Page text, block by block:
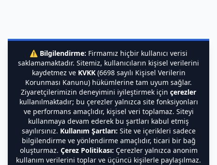
⚠️ Bilgilendirme: Firmamız hiçbir kullanıcı verisi
saklamamaktadır. Sitemiz, kullanıcıların kişisel verilerini
kaydetmez ve KVKK(6698 sayılı Kişisel Verilerin
Korunması Kanunu) hükümlerine tam uyum sağlar.
Ziyaretçilerimizin deneyimini iyileştirmek için çerezler
kullanılmaktadır; bu çerezler yalnızca site fonksiyonları
ve performans amaçlıdır, kişisel veri toplamaz. Siteyi
kullanmaya devam ederek bu şartları kabul etmiş
sayılırsınız. Kullanım Şartları: Site ve içerikleri sadece
bilgilendirme ve yönlendirme amaçlıdır, ticari bir bağ
oluşturmaz. Çerez Politikası: Çerezler yalnızca anonim
kullanım verilerini toplar ve üçüncü kişilerle paylaşılmaz.